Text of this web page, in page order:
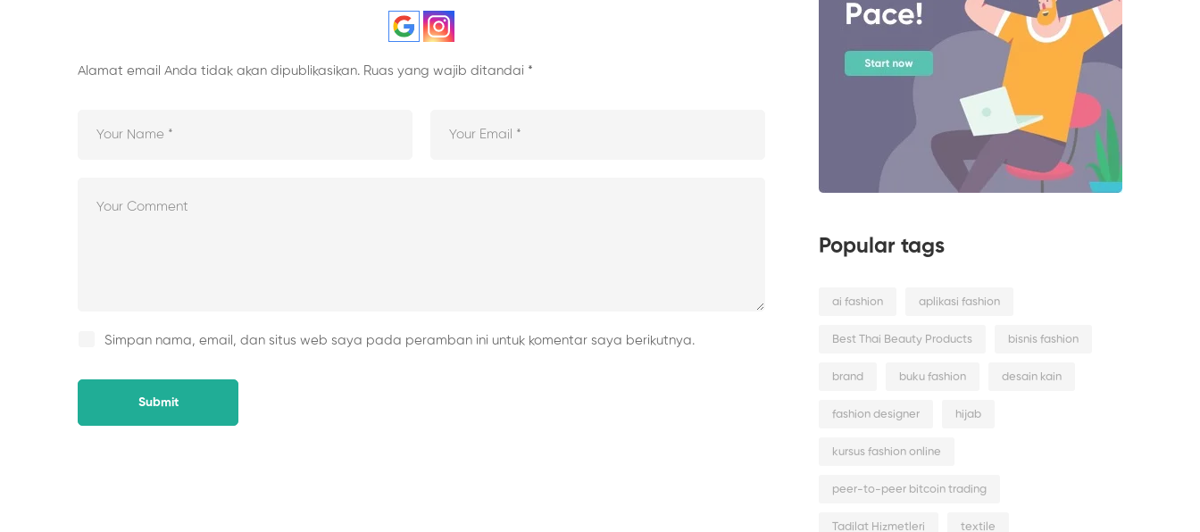
Alamat email Anda tidak akan dipublikasikan. Ruas yang wajib ditandai *
Simpan nama, email, dan situs web saya pada peramban ini untuk komentar saya berikutnya.
Popular tags
ai fashion aplikasi fashion
Best Thai Beauty Products bisnis fashion
brand buku fashion desain kain
fashion designer hijab
kursus fashion online
peer-to-peer bitcoin trading
Tadilat Hizmetleri textile